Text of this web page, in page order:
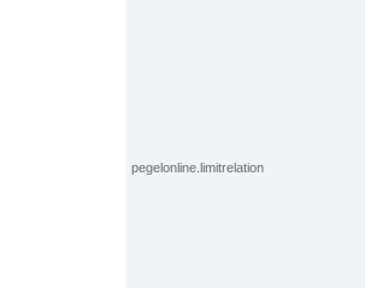
pegelonline.limitrelation